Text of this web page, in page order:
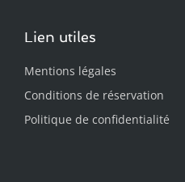
Lien utiles
Mentions légales
Conditions de réservation
Politique de confidentialité